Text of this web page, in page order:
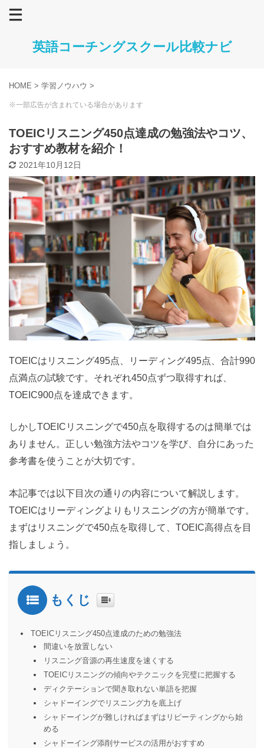
英語コーチングスクール比較ナビ
HOME > 学習ノウハウ >
※一部広告が含まれている場合があります
TOEICリスニング450点達成の勉強法やコツ、
おすすめ教材を紹介！
2021年10月12日
TOEICはリスニング495点、リーディング495点、合計990
点満点の試験です。それぞれ450点ずつ取得すれば、
TOEIC900点を達成できます。
しかしTOEICリスニングで450点を取得するのは簡単では
ありません。正しい勉強方法やコツを学び、自分にあった
参考書を使うことが大切です。
本記事では以下目次の通りの内容について解説します。
TOEICはリーディングよりもリスニングの方が簡単です。
まずはリスニングで450点を取得して、TOEIC高得点を目
指しましょう。
もくじ
TOEICリスニング450点達成のための勉強法
間違いを放置しない
リスニング音源の再生速度を速くする
TOEICリスニングの傾向やテクニックを完璧に把握する
ディクテーションで聞き取れない単語を把握
シャドーイングでリスニング力を底上げ
シャドーイングが難しければまずはリピーティングから始
める
シャドーイング添削サービスの活用がおすすめ